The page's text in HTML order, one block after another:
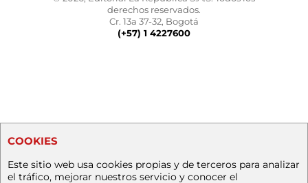
derechos reservados.
Cr. 13a 37-32, Bogotá
(+57) 1 4227600
COOKIES
Este sitio web usa cookies propias y de terceros para analizar
el tráfico, mejorar nuestros servicio y conocer el